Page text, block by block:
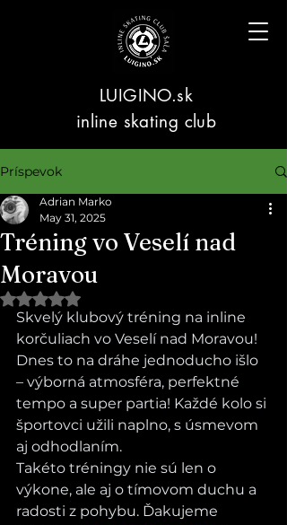
LUIGINO.sk
inline skating club
Príspevok
Tréning vo Veselí nad
Moravou
Adrian Marko
May 31, 2025
Hodnotenie NaN z 5 hviezdičiek.
Skvelý klubový tréning na inline
korčuliach vo Veselí nad Moravou!
Dnes to na dráhe jednoducho išlo
– výborná atmosféra, perfektné
tempo a super partia! Každé kolo si
športovci užili naplno, s úsmevom
aj odhodlaním.
Takéto tréningy nie sú len o
výkone, ale aj o tímovom duchu a
radosti z pohybu. Ďakujeme